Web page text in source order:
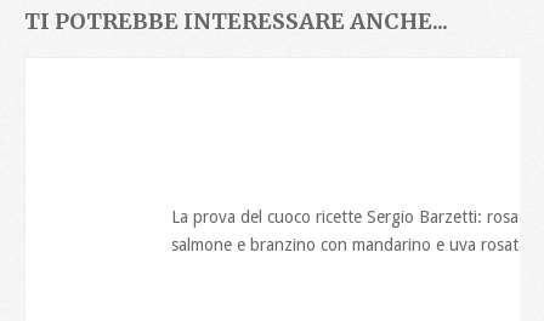
TI POTREBBE INTERESSARE ANCHE...
La prova del cuoco ricette Sergio Barzetti: rosa di
salmone e branzino con mandarino e uva rosata